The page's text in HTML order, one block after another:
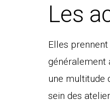
Les
Elles
généralement
une multitude
sein des